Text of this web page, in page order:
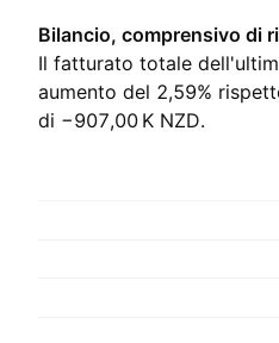
Bilancio, comprensivo di
Il fatturato totale
aumento del 2,59%
di ‪−907,00 K‬ NZD.